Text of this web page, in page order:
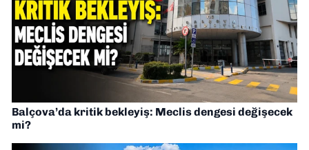
Balçova’da kritik bekleyiş: Meclis dengesi değişecek
mi?